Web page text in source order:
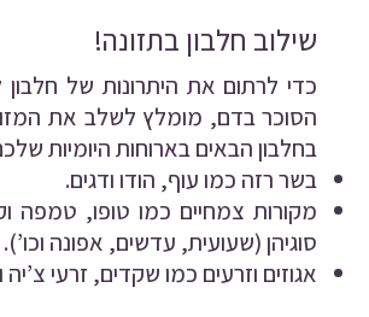
שילוב חלבון בתזונה!
כדי לרתום את היתרונות של חלבון
הסוכר בדם, מומלץ לשלב את
בחלבון הבאים בארוחות היומיות
בשר רזה כמו עוף, הודו ודגים.
מקורות צמחיים כמו טופו, טמפה
סוגיהן (שעועית, עדשים, אפונה וכו’).
אגוזים וזרעים כמו שקדים, זרעי צ’יה